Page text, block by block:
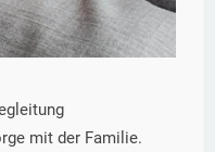
mit der Familie.